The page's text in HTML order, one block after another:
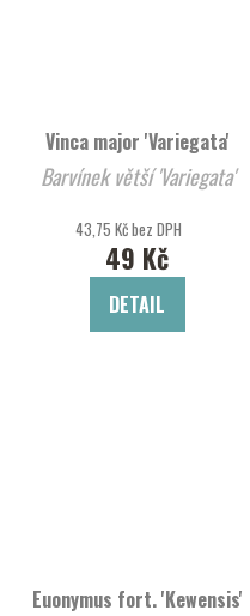
Vinca major 'Variegata'
Barvínek větší 'Variegata'
43,75 Kč bez DPH
49 Kč
DETAIL
Euonymus fort. 'Kewensis'